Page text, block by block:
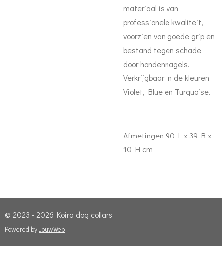
materiaal is van
professionele kwaliteit,
voorzien van goede grip en
bestand tegen schade
door hondennagels.
Verkrijgbaar in de kleuren
Violet, Blue en Turquoise.
Afmetingen 90 L x 39 B x
10 H cm
© 2023 - 2026 Koira dog collars
Powered byJouwWeb